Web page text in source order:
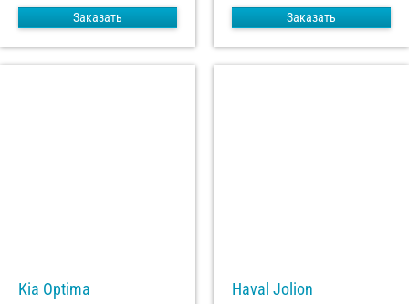
Заказать Заказать
Kia Optima
Haval Jolion